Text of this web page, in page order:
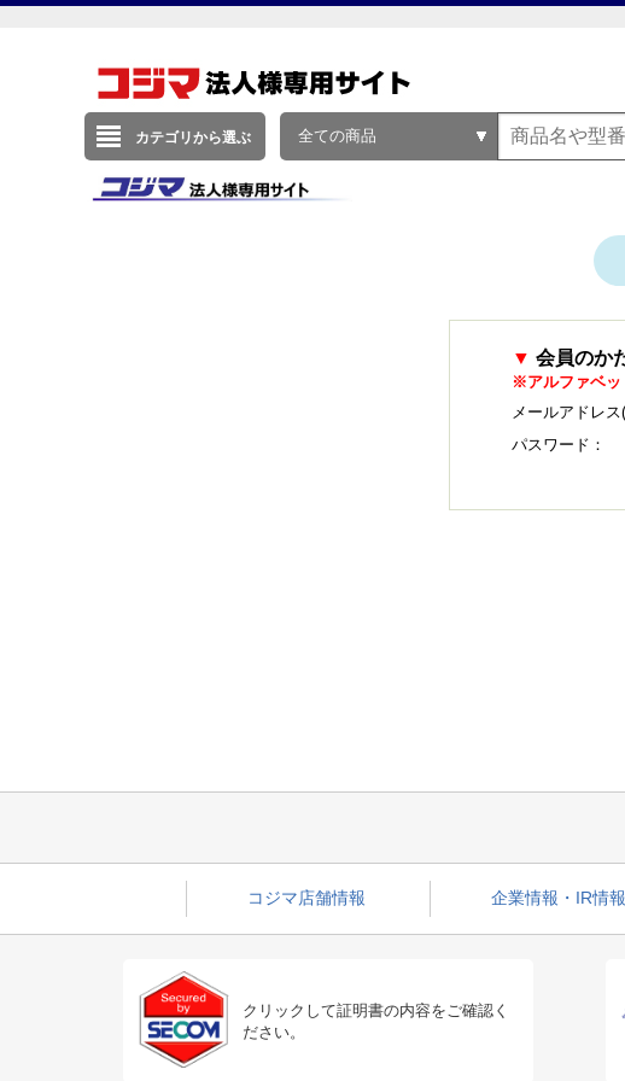
カテゴリから選ぶ 全ての商品
▼ 会員のか
※アルファベッ
メールアドレス
パスワード：
コジマ店舗情報 企業情報・IR情報
クリックして証明書の内容をご確認く
ださい。